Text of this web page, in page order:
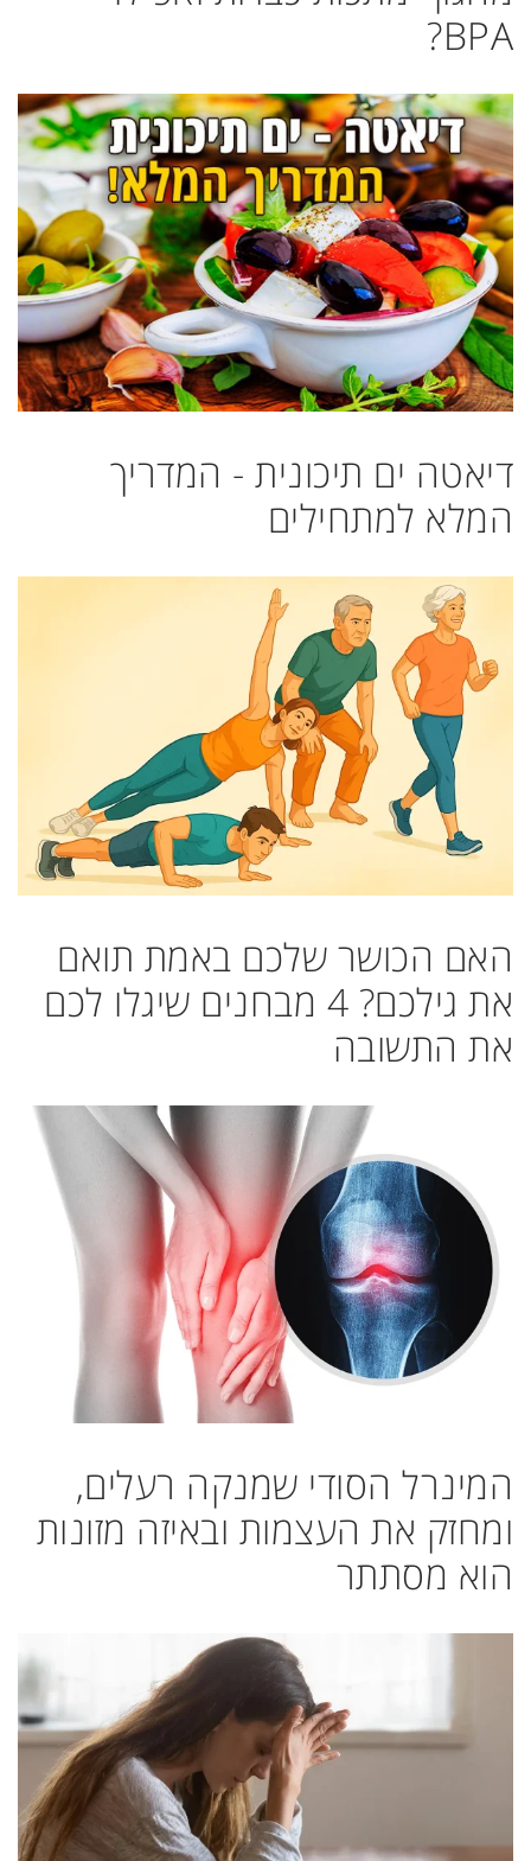
BPA?
דיאטה ים תיכונית - המדריך
המלא למתחילים
האם הכושר שלכם באמת תואם
את גילכם? 4 מבחנים שיגלו לכם
את התשובה
המינרל הסודי שמנקה רעלים,
ומחזק את העצמות ובאיזה מזונות
הוא מסתתר